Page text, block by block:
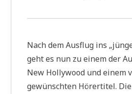
Nach dem Ausflug ins
geht es nun zu einem der
New Hollywood und einem
gewünschten Hörertitel.